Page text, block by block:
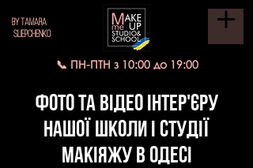
BY TAMARA
SLIEPCHENKO
📞 ПН-ПТН з 10:00 до 19:00
ФОТО та ВІДЕО інтер'єру
НАШОЇ ШКОЛИ І СТУДІЇ
МАКІЯЖУ В ОДЕСІ